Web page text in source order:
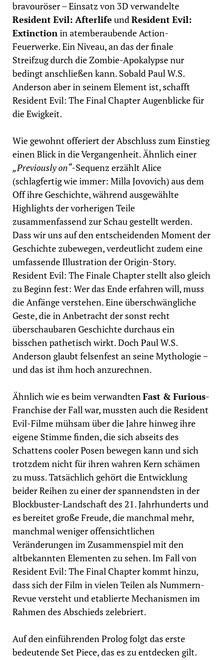
bravouröser – Einsatz von 3D verwandelte
Resident Evil: Afterlife undResident Evil:
Extinctionin atemberaubende Action-
Feuerwerke. Ein Niveau, an das der finale
Streifzug durch die Zombie-Apokalypse nur
bedingt anschließen kann. Sobald Paul W.S.
Anderson aber in seinem Element ist, schafft
Resident Evil: The Final Chapter Augenblicke für
die Ewigkeit.
Wie gewohnt offeriert der Abschluss zum Einstieg
einen Blick in die Vergangenheit. Ähnlich einer
„Previously on“-Sequenz erzählt Alice
(schlagfertig wie immer: Milla Jovovich) aus dem
Off ihre Geschichte, während ausgewählte
Highlights der vorherigen Teile
zusammenfassend zur Schau gestellt werden.
Dass wir uns auf den entscheidenden Moment der
Geschichte zubewegen, verdeutlicht zudem eine
umfassende Illustration der Origin-Story.
Resident Evil: The Finale Chapter stellt also gleich
zu Beginn fest: Wer das Ende erfahren will, muss
die Anfänge verstehen. Eine überschwängliche
Geste, die in Anbetracht der sonst recht
überschaubaren Geschichte durchaus ein
bisschen pathetisch wirkt. Doch Paul W.S.
Anderson glaubt felsenfest an seine Mythologie –
und das ist ihm hoch anzurechnen.
Ähnlich wie es beim verwandtenFast & Furious-
Franchise der Fall war, mussten auch die Resident
Evil-Filme mühsam über die Jahre hinweg ihre
eigene Stimme finden, die sich abseits des
Schattens cooler Posen bewegen kann und sich
trotzdem nicht für ihren wahren Kern schämen
zu muss. Tatsächlich gehört die Entwicklung
beider Reihen zu einer der spannendsten in der
Blockbuster-Landschaft des 21. Jahrhunderts und
es bereitet große Freude, die manchmal mehr,
manchmal weniger offensichtlichen
Veränderungen im Zusammenspiel mit den
altbekannten Elementen zu sehen. Im Fall von
Resident Evil: The Final Chapter kommt hinzu,
dass sich der Film in vielen Teilen als Nummern-
Revue versteht und etablierte Mechanismen im
Rahmen des Abschieds zelebriert.
Auf den einführenden Prolog folgt das erste
bedeutende Set Piece, das es zu entdecken gilt.